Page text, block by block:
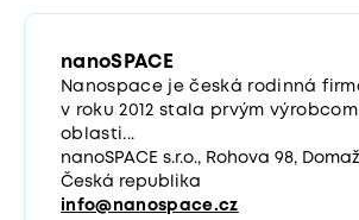
nanoSPACE
Nanospace je česká rodinná
v roku 2012 stala prvým
oblasti...
nanoSPACE s.r.o., Rohova 98,
Česká republika
info@nanospace.cz